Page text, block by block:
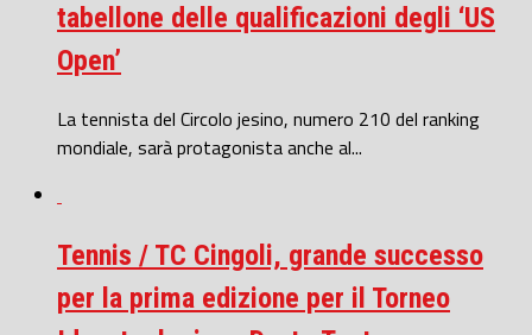
tabellone delle qualificazioni degli ‘US
Open’
La tennista del Circolo jesino, numero 210 del ranking
mondiale, sarà protagonista anche al...
Tennis / TC Cingoli, grande successo
per la prima edizione per il Torneo